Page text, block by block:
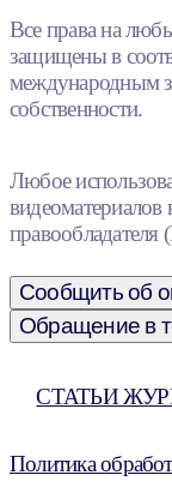
Все права на
защищены в
международным
собственности.
Любое
видеоматериалов
Сообщить об
Обращение в
СТАТЬИ
Политика